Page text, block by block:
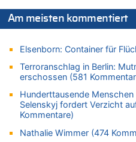
08.08.2026 - 15:34 von
Leipzig, Mechernich und die
08.08.2026 - 15:32 von 5/11
Mehrere Menschen in
08.08.2026 - 15:19 von Guido
Leipzig, Mechernich und die
Drohnen mit Strengstoff? War
Belgier knackt Jackpot bei
Am meisten kommentiert
Elsenborn: Container für
Terroranschlag in Berlin:
erschossen (581
Hunderttausende
Selenskyj fordert Verzicht
Kommentare)
Nathalie Wimmer (474